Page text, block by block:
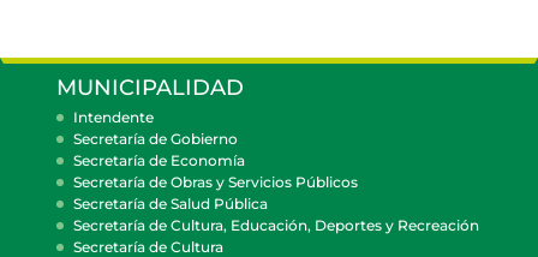
MUNICIPALIDAD
Intendente
Secretaría de Gobierno
Secretaría de Economía
Secretaría de Obras y Servicios Públicos
Secretaría de Salud Pública
Secretaría de Cultura, Educación, Deportes y Recreación
Secretaría de Cultura